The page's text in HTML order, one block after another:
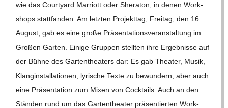
E
wie das Cour­ty­ard Mar­riott oder She­ra­ton, in denen Work­
shops statt­fan­den. Am letz­ten Pro­jekt­tag, Frei­tag, den 16.
August, gab es eine große Prä­sen­ta­ti­ons­ver­an­stal­tung im
Gro­ßen Gar­ten. Einige Grup­pen stell­ten ihre Ergeb­nisse auf
der Bühne des Gar­ten­thea­ters dar: Es gab Thea­ter, Musik,
Klang­in­stal­la­tio­nen, lyri­sche Texte zu bewun­dern, aber auch
eine Prä­sen­ta­tion zum Mixen von Cock­tails. Auch an den
Stän­den rund um das Gar­ten­thea­ter prä­sen­tier­ten Work­­